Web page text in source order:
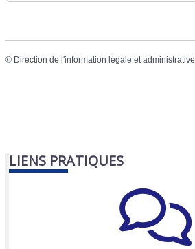
© Direction de l'information légale et administrative
LIENS PRATIQUES